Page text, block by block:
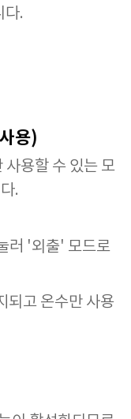
다.
용)
사용할 수 있는 모
.
러 '외출' 모드로
되고 온수만 사용